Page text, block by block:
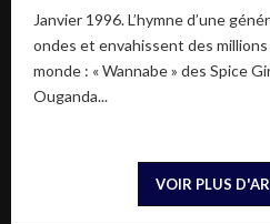
Janvier 1996. L’hymne d’une
ondes et envahissent des
monde : « Wannabe » des Spice
Ouganda...
VOIR PLUS